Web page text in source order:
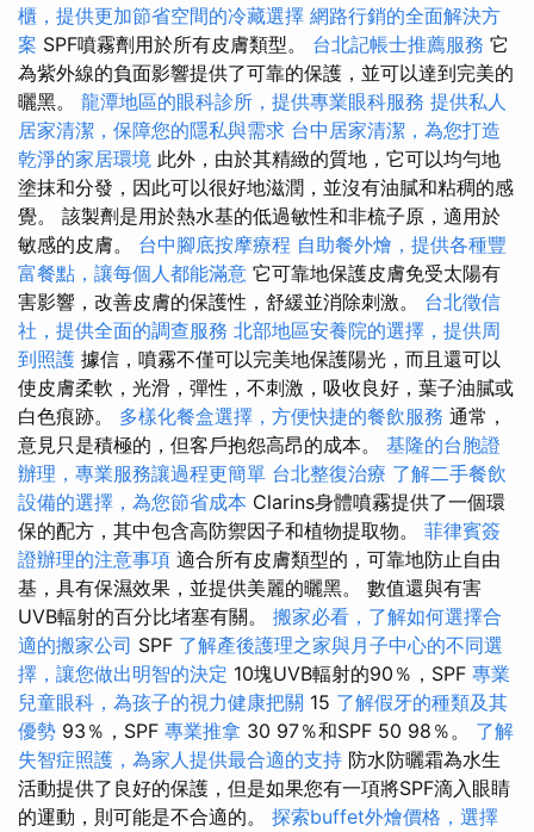
櫃，提供更加節省空間的冷藏選擇 網路行銷的全面解決方
案 SPF噴霧劑用於所有皮膚類型。 台北記帳士推薦服務 它
為紫外線的負面影響提供了可靠的保護，並可以達到完美的
曬黑。 龍潭地區的眼科診所，提供專業眼科服務 提供私人
居家清潔，保障您的隱私與需求 台中居家清潔，為您打造
乾淨的家居環境 此外，由於其精緻的質地，它可以均勻地
塗抹和分發，因此可以很好地滋潤，並沒有油膩和粘稠的感
覺。 該製劑是用於熱水基的低過敏性和非梳子原，適用於
敏感的皮膚。 台中腳底按摩療程 自助餐外燴，提供各種豐
富餐點，讓每個人都能滿意 它可靠地保護皮膚免受太陽有
害影響，改善皮膚的保護性，舒緩並消除刺激。 台北徵信
社，提供全面的調查服務 北部地區安養院的選擇，提供周
到照護 據信，噴霧不僅可以完美地保護陽光，而且還可以
使皮膚柔軟，光滑，彈性，不刺激，吸收良好，葉子油膩或
白色痕跡。 多樣化餐盒選擇，方便快捷的餐飲服務 通常，
意見只是積極的，但客戶抱怨高昂的成本。 基隆的台胞證
辦理，專業服務讓過程更簡單 台北整復治療 了解二手餐飲
設備的選擇，為您節省成本 Clarins身體噴霧提供了一個環
保的配方，其中包含高防禦因子和植物提取物。 菲律賓簽
證辦理的注意事項 適合所有皮膚類型的，可靠地防止自由
基，具有保濕效果，並提供美麗的曬黑。 數值還與有害
UVB輻射的百分比堵塞有關。 搬家必看，了解如何選擇合
適的搬家公司 SPF 了解產後護理之家與月子中心的不同選
擇，讓您做出明智的決定 10塊UVB輻射的90％，SPF 專業
兒童眼科，為孩子的視力健康把關 15 了解假牙的種類及其
優勢 93％，SPF 專業推拿 30 97％和SPF 50 98％。 了解
失智症照護，為家人提供最合適的支持 防水防曬霜為水生
活動提供了良好的保護，但是如果您有一項將SPF滴入眼睛
的運動，則可能是不合適的。 探索buffet外燴價格，選擇